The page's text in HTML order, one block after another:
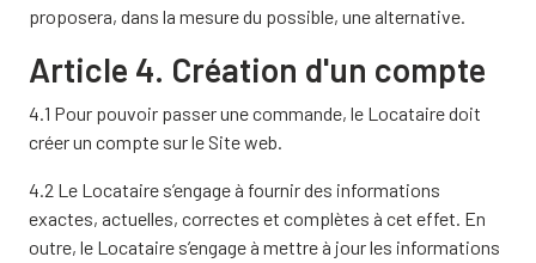
proposera, dans la mesure du possible, une alternative.
Article 4. Création d'un compte
4.1 Pour pouvoir passer une commande, le Locataire doit
créer un compte sur le Site web.
4.2 Le Locataire s’engage à fournir des informations
exactes, actuelles, correctes et complètes à cet effet. En
outre, le Locataire s’engage à mettre à jour les informations